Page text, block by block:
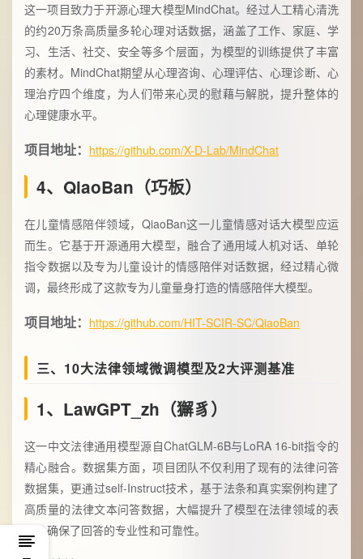
这一项目致力于开源心理大模型MindChat。经过人工精心清洗
的约20万条高质量多轮心理对话数据，涵盖了工作、家庭、学
习、生活、社交、安全等多个层面，为模型的训练提供了丰富
的素材。MindChat期望从心理咨询、心理评估、心理诊断、心
理治疗四个维度，为人们带来心灵的慰藉与解脱，提升整体的
心理健康水平。
项目地址： https://github.com/X-D-Lab/MindChat
4、QiaoBan（巧板）
在儿童情感陪伴领域，QiaoBan这一儿童情感对话大模型应运
而生。它基于开源通用大模型，融合了通用域人机对话、单轮
指令数据以及专为儿童设计的情感陪伴对话数据，经过精心微
调，最终形成了这款专为儿童量身打造的情感陪伴大模型。
项目地址： https://github.com/HIT-SCIR-SC/QiaoBan
三、10大法律领域微调模型及2大评测基准
1、LawGPT_zh（獬豸）
这一中文法律通用模型源自ChatGLM-6B与LoRA 16-bit指令的
精心融合。数据集方面，项目团队不仅利用了现有的法律问答
数据集，更通过self-Instruct技术，基于法条和真实案例构建了
高质量的法律文本问答数据，大幅提升了模型在法律领域的表
现，确保了回答的专业性和可靠性。